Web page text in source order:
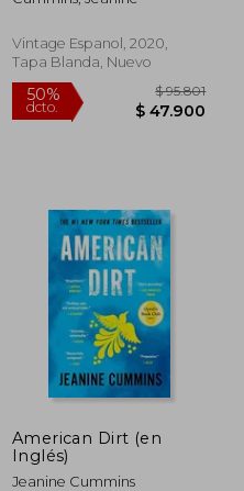
Vintage Espanol, 2020,
Tapa Blanda, Nuevo
50%
dcto.
American Dirt (en
Inglés)
Jeanine Cummins